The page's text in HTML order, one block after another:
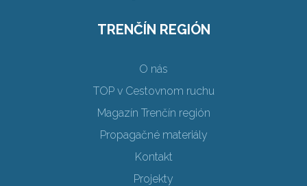
TRENČÍN REGIÓN
O nás
TOP v Cestovnom ruchu
Magazín Trenčín región
Propagačné materiály
Kontakt
Projekty